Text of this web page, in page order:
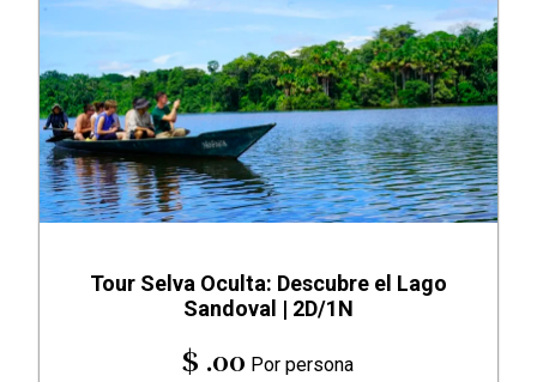
Tour Selva Oculta: Descubre el Lago
Sandoval | 2D/1N
$ .00 Por persona